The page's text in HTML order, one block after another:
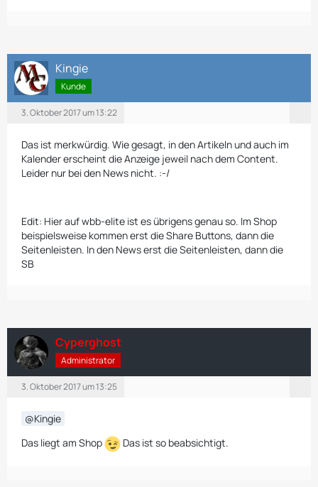
Kingie
Kunde
3. Oktober 2017 um 13:22
Das ist merkwürdig. Wie gesagt, in den Artikeln und auch im
Kalender erscheint die Anzeige jeweil nach dem Content.
Leider nur bei den News nicht. :-/
Edit: Hier auf wbb-elite ist es übrigens genau so. Im Shop
beispielsweise kommen erst die Share Buttons, dann die
Seitenleisten. In den News erst die Seitenleisten, dann die
SB
Cyperghost
Administrator
3. Oktober 2017 um 13:25
Kingie
Das liegt am Shop
Das ist so beabsichtigt.